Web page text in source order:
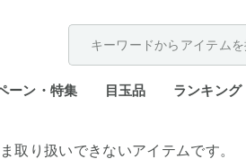
ーン・特集 目玉品 ランキング
取り扱いできないアイテムです。